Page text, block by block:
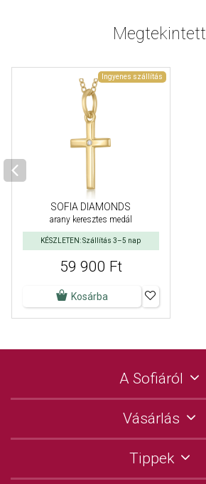
Megtekintett
Ingyenes szállítás
SOFIA DIAMONDS
arany keresztes medál
KÉSZLETEN: Szállítás 3–5 nap
59 900 Ft
Kosárba
A Sofiáról
Vásárlás
Tippek